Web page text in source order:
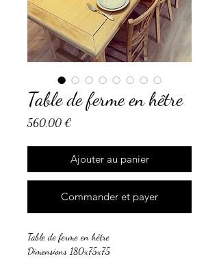
Table de ferme en hêtre
560,00 €
Ajouter au panier
Commander et payer
Table de ferme en hêtre
Dimensions 180x75x75